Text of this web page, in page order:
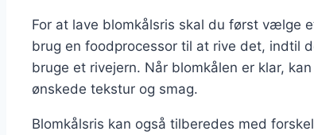
For at lave blomkålsris skal du først vælge
brug en foodprocessor til at rive det, indtil
bruge et rivejern. Når blomkålen er klar,
ønskede tekstur og smag.
Blomkålsris kan også tilberedes med